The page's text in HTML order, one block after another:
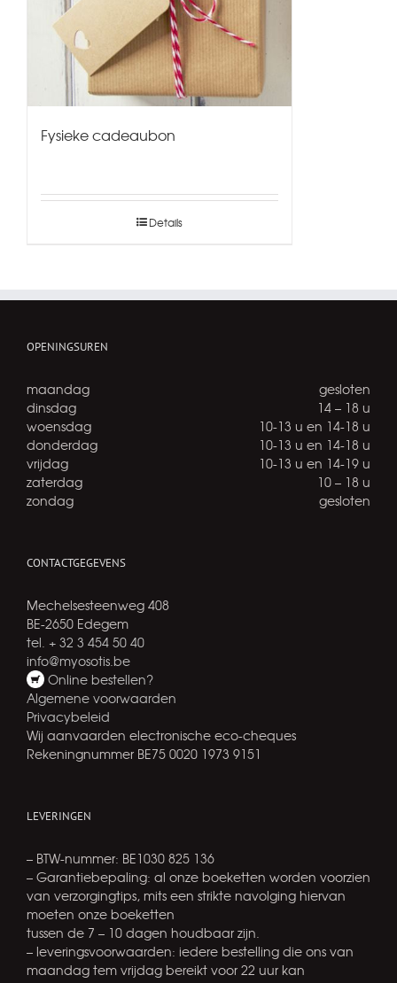
Fysieke cadeaubon
Details
OPENINGSUREN
maandag
gesloten
dinsdag
14 – 18 u
woensdag
10-13 u en 14-18 u
donderdag
10-13 u en 14-18 u
vrijdag
10-13 u en 14-19 u
zaterdag
10 – 18 u
zondag
gesloten
CONTACTGEGEVENS
Mechelsesteenweg 408
BE-2650 Edegem
tel. + 32 3 454 50 40
info@myosotis.be
Online bestellen?
Algemene voorwaarden
Privacybeleid
Wij aanvaarden electronische eco-cheques
Rekeningnummer BE75 0020 1973 9151
LEVERINGEN
– BTW-nummer: BE1030 825 136
– Garantiebepaling: al onze boeketten worden voorzien
van verzorgingtips, mits een strikte navolging hiervan
moeten onze boeketten
tussen de 7 – 10 dagen houdbaar zijn.
– leveringsvoorwaarden: iedere bestelling die ons van
maandag tem vrijdag bereikt voor 22 uur kan